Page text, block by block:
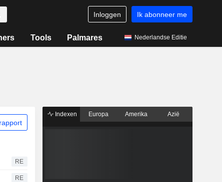
Inloggen Ik abonneer me
Tools Palmares Nederlandse Editie
RE
RE
Indexen Europa Amerika Azië